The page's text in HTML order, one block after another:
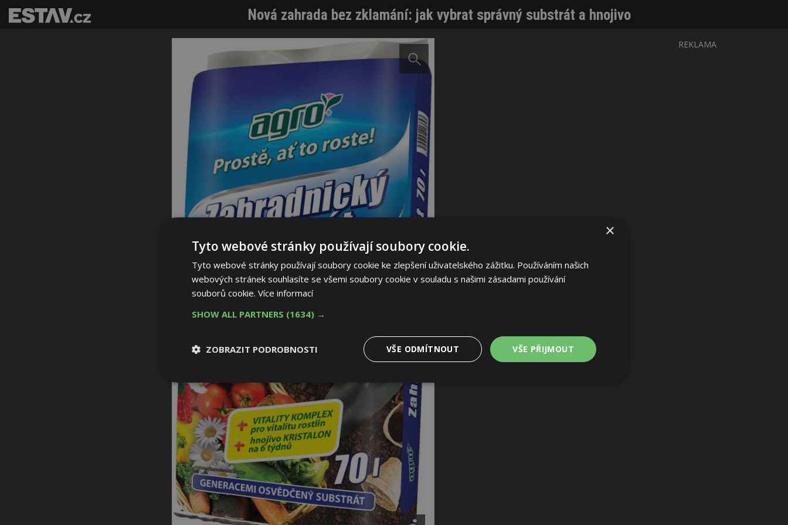
Nová zahrada bez zklamání: jak vybrat správný substrát a hnojivo
REKLAMA
×
Tyto webové stránky používají soubory cookie.
Tyto webové stránky používají soubory cookie ke zlepšení uživatelského zážitku. Používáním našich
webových stránek souhlasíte se všemi soubory cookie v souladu s našimi zásadami používání
souborů cookie. Více informací
SHOW ALL PARTNERS (1634) →
VŠE PŘIJMOUT
VŠE ODMÍTNOUT
ZOBRAZIT PODROBNOSTI
Nezbytně nutné
soubory
Výkonové
soubory
Soubory cílení
Nezbytně nutné soubory Výkonové soubory Soubory cílení
Nezbytně nutné soubory cookie umožňují základní funkce webových stránek, jako je přihlášení uživatele a správa účtu.
Webové stránky nelze bez nezbytně nutných souborů cookie správně používat.